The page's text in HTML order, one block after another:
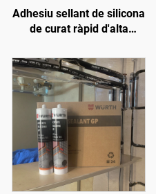
Adhesiu sellant de silicona
de curat ràpid d'alta
intempèries, neutre, d'ús
general, 100% de silicona